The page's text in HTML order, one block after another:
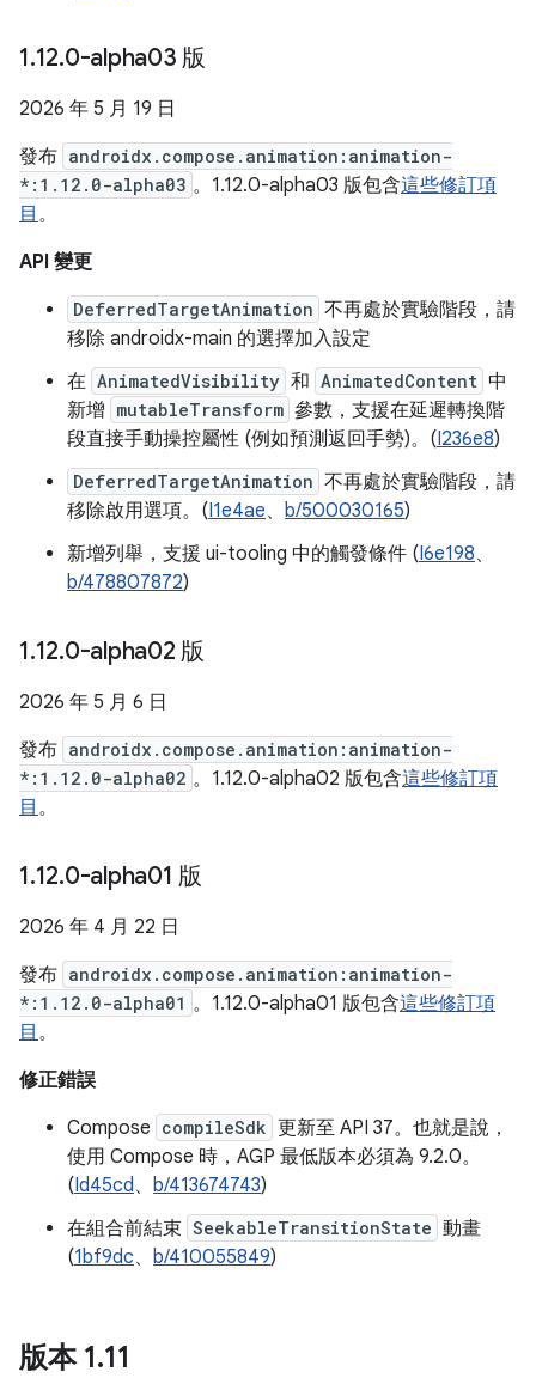
1.12.0-alpha03 版
2026 年 5 月 19 日
發布 androidx.compose.animation:animation-
*:1.12.0-alpha03 。1.12.0-alpha03 版包含這些修訂項
目 。
API 變更
DeferredTargetAnimation 不再處於實驗階段，請
移除 androidx-main 的選擇加入設定
在 AnimatedVisibility 和 AnimatedContent 中
新增 mutableTransform 參數，支援在延遲轉換階
段直接手動操控屬性 (例如預測返回手勢)。(I236e8)
DeferredTargetAnimation 不再處於實驗階段，請
移除啟用選項。(I1e4ae、 b/500030165)
新增列舉，支援 ui-tooling 中的觸發條件 (I6e198、
b/478807872)
1.12.0-alpha02 版
2026 年 5 月 6 日
發布 androidx.compose.animation:animation-
*:1.12.0-alpha02 。1.12.0-alpha02 版包含這些修訂項
目 。
1.12.0-alpha01 版
2026 年 4 月 22 日
發布 androidx.compose.animation:animation-
*:1.12.0-alpha01 。1.12.0-alpha01 版包含這些修訂項
目 。
修正錯誤
Compose compileSdk 更新至 API 37。也就是說，
使用 Compose 時，AGP 最低版本必須為 9.2.0。
(Id45cd、 b/413674743)
在組合前結束 SeekableTransitionState 動畫
(1bf9dc、 b/410055849)
版本 1.11